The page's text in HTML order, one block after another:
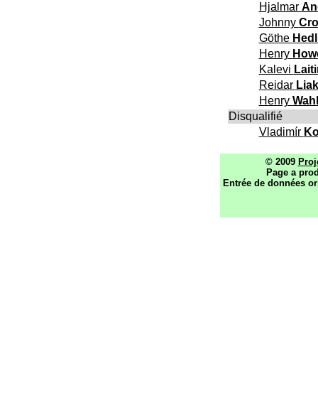
Hjalmar
Johnny
Göthe
Henry
Kalevi
Reidar
Henry Wahl
Disqualifié
Vladimír
© 2009
Page a
Entrée de données